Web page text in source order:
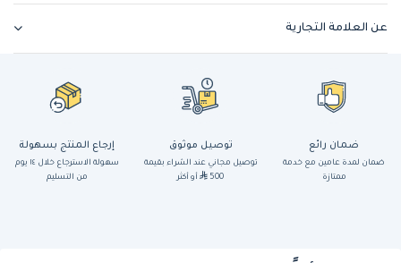
عن العلامة التجارية
ضمان رائع
ضمان لمدة عامين مع خدمة
ممتازة
توصيل موثوق
توصيل مجاني عند الشراء بقيمة
500
أو أكثر
إرجاع المنتج بسهولة
سهولة الاسترجاع خلال ١٤ يوم
من التسليم